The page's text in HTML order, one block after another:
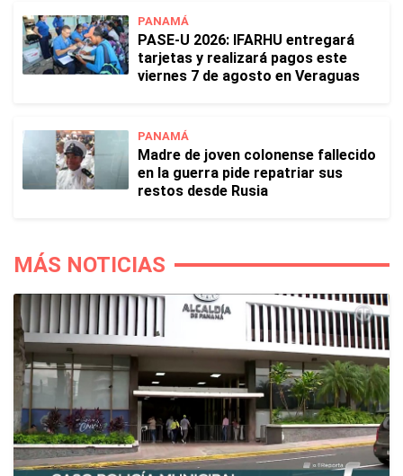
PANAMÁ
PASE-U 2026: IFARHU entregará
tarjetas y realizará pagos este
viernes 7 de agosto en Veraguas
PANAMÁ
Madre de joven colonense fallecido
en la guerra pide repatriar sus
restos desde Rusia
MÁS NOTICIAS